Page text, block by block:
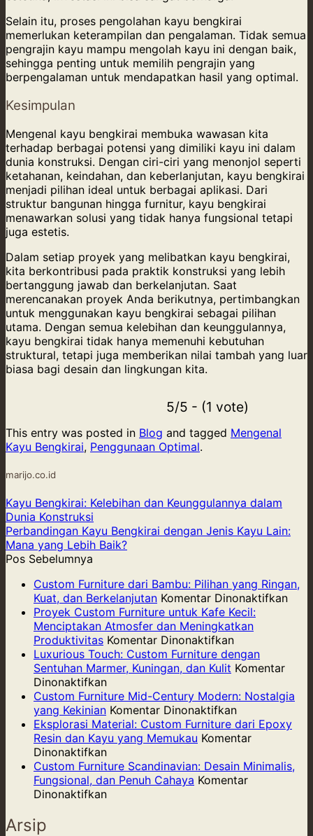
Selain itu, proses pengolahan kayu bengkirai
memerlukan keterampilan dan pengalaman. Tidak semua
pengrajin kayu mampu mengolah kayu ini dengan baik,
sehingga penting untuk memilih pengrajin yang
berpengalaman untuk mendapatkan hasil yang optimal.
Kesimpulan
Mengenal kayu bengkirai membuka wawasan kita
terhadap berbagai potensi yang dimiliki kayu ini dalam
dunia konstruksi. Dengan ciri-ciri yang menonjol seperti
ketahanan, keindahan, dan keberlanjutan, kayu bengkirai
menjadi pilihan ideal untuk berbagai aplikasi. Dari
struktur bangunan hingga furnitur, kayu bengkirai
menawarkan solusi yang tidak hanya fungsional tetapi
juga estetis.
Dalam setiap proyek yang melibatkan kayu bengkirai,
kita berkontribusi pada praktik konstruksi yang lebih
bertanggung jawab dan berkelanjutan. Saat
merencanakan proyek Anda berikutnya, pertimbangkan
untuk menggunakan kayu bengkirai sebagai pilihan
utama. Dengan semua kelebihan dan keunggulannya,
kayu bengkirai tidak hanya memenuhi kebutuhan
struktural, tetapi juga memberikan nilai tambah yang luar
biasa bagi desain dan lingkungan kita.
5/5 - (1 vote)
This entry was posted in Blog and tagged Mengenal
Kayu Bengkirai, Penggunaan Optimal.
marijo.co.id
Kayu Bengkirai: Kelebihan dan Keunggulannya dalam
Dunia Konstruksi
Perbandingan Kayu Bengkirai dengan Jenis Kayu Lain:
Mana yang Lebih Baik?
Pos Sebelumnya
Custom Furniture dari Bambu: Pilihan yang Ringan,
Kuat, dan Berkelanjutan Komentar Dinonaktifkanpada
dan
Proyek Custom Furniture untuk Kafe Kecil:
Menciptakan Atmosfer dan Meningkatkan
Produktivitas Komentar Dinonaktifkanpada
Proyek
Custom
untuk
Kafe
Kecil:
Menciptakan
dan
Meningkatkan
Luxurious Touch: Custom Furniture dengan
Sentuhan Marmer, Kuningan, dan Kulit Komentar
Dinonaktifkanpada
Luxurious
Touch:
Custom
Furniture
dengan
Sentuhan
Marmer,
Kuningan,
Custom Furniture Mid-Century Modern: Nostalgia
yang Kekinian Komentar Dinonaktifkanpada
Custom
Furniture
Century
Modern:
Eksplorasi Material: Custom Furniture dari Epoxy
Resin dan Kayu yang Memukau Komentar
Dinonaktifkanpada
Eksplorasi
Material:
Custom
Custom Furniture Scandinavian: Desain Minimalis,
Fungsional, dan Penuh Cahaya Komentar
Dinonaktifkanpada
Arsip